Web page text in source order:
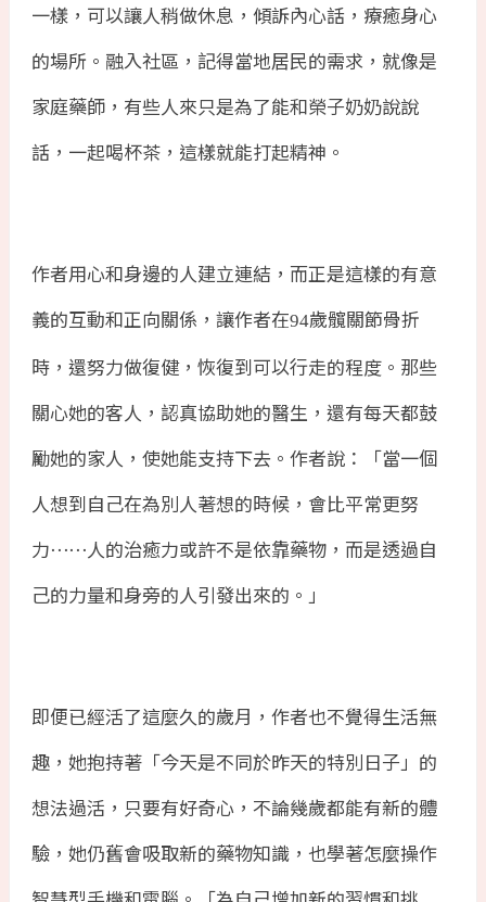
一樣，可以讓人稍做休息，傾訴內心話，療癒身心
的場所。融入社區，記得當地居民的需求，就像是
家庭藥師，有些人來只是為了能和榮子奶奶說說
話，一起喝杯茶，這樣就能打起精神。
作者用心和身邊的人建立連結，而正是這樣的有意
義的互動和正向關係，讓作者在94歲髖關節骨折
時，還努力做復健，恢復到可以行走的程度。那些
關心她的客人，認真協助她的醫生，還有每天都鼓
勵她的家人，使她能支持下去。作者說：「當一個
人想到自己在為別人著想的時候，會比平常更努
力⋯⋯人的治癒力或許不是依靠藥物，而是透過自
己的力量和身旁的人引發出來的。」
即便已經活了這麼久的歲月，作者也不覺得生活無
趣，她抱持著「今天是不同於昨天的特別日子」的
想法過活，只要有好奇心，不論幾歲都能有新的體
驗，她仍舊會吸取新的藥物知識，也學著怎麼操作